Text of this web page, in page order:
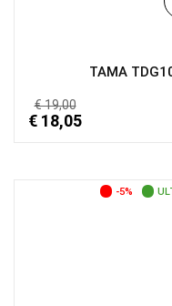
TAMA
€ 19,00
€ 18,05
-5%